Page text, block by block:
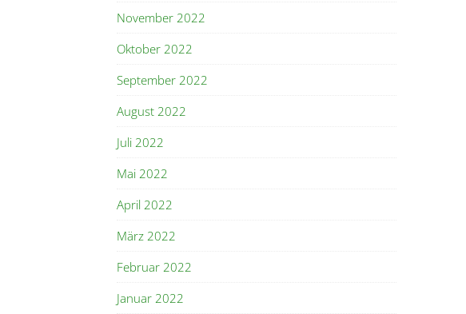
November 2022
Oktober 2022
September 2022
August 2022
Juli 2022
Mai 2022
April 2022
März 2022
Februar 2022
Januar 2022